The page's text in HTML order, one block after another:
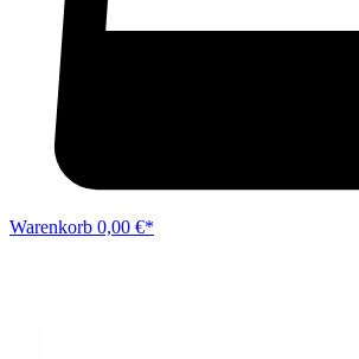
Warenkorb 0,00 €*